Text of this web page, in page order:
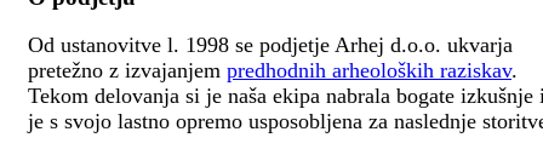
Od ustanovitve l. 1998 se podjetje Arhej d.o.o. ukvarja
pretežno z izvajanjem predhodnih arheoloških raziskav.
Tekom delovanja si je naša ekipa nabrala bogate izkušnje
je s svojo lastno opremo usposobljena za naslednje